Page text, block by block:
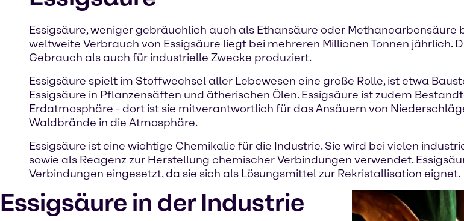
Essigsäure, weniger gebräuchlich auch als Ethansäure oder
weltweite Verbrauch von Essigsäure liegt bei mehreren Millionen Tonnen jährlich.
Gebrauch als auch für industrielle Zwecke produziert.
Essigsäure spielt im Stoffwechsel aller Lebewesen eine große Rolle, ist etwa
Essigsäure in Pflanzensäften und ätherischen Ölen. Essigsäure ist zudem
Erdatmosphäre - dort ist sie mitverantwortlich für das Ansäuern von
Waldbrände in die Atmosphäre.
Essigsäure ist eine wichtige Chemikalie für die Industrie. Sie wird bei vielen
sowie als Reagenz zur Herstellung chemischer Verbindungen verwendet.
Verbindungen eingesetzt, da sie sich als Lösungsmittel zur Rekristallisation eignet.
Essigsäure in der Industrie